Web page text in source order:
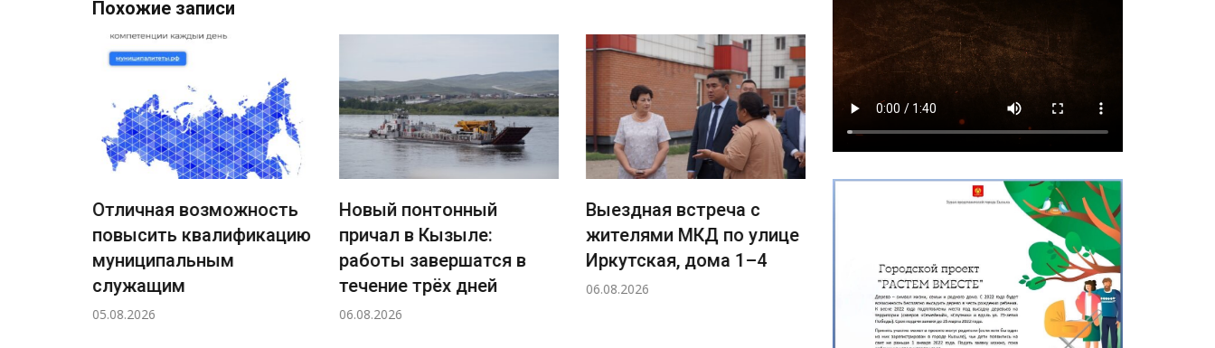
Похожие записи
Отличная возможность
повысить квалификацию
муниципальным
служащим
05.08.2026
Новый понтонный
причал в Кызыле:
работы завершатся в
течение трёх дней
06.08.2026
Выездная встреча с
жителями МКД по улице
Иркутская, дома 1–4
06.08.2026
Глава города Кызыла
поздравила с 92-летием
Почётного гражданина
города Кызыла Григория
Чоодуевича Ширшина